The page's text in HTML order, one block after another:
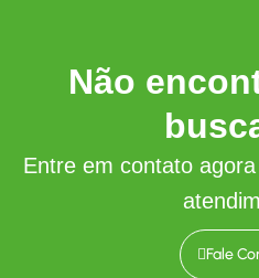
Não
Entre em contato
Fale